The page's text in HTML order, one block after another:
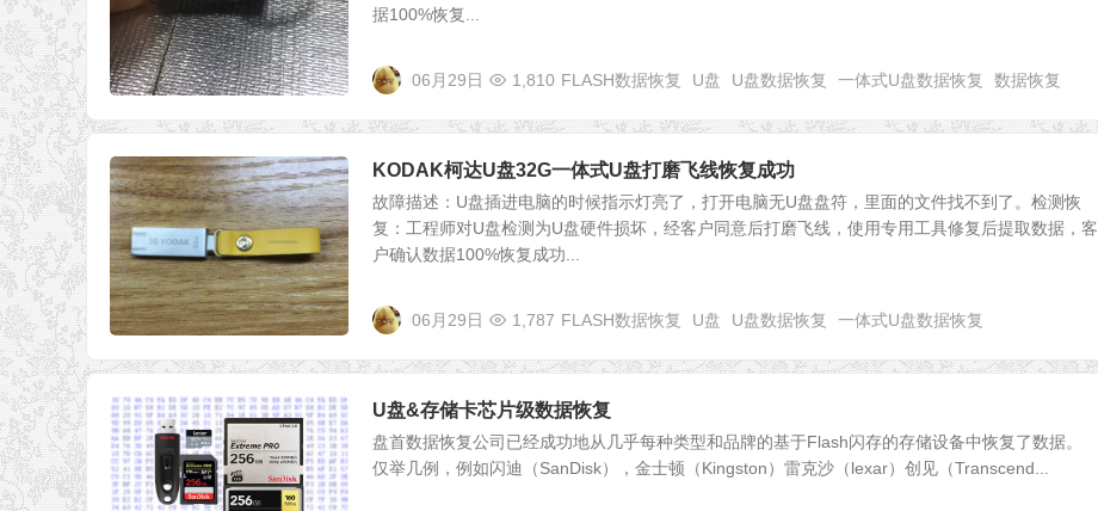
据100%恢复...
06月29日 1,810 FLASH数据恢复 U盘 U盘数据恢复 一体式U盘数据恢复 数据恢复
KODAK柯达U盘32G一体式U盘打磨飞线恢复成功
故障描述：U盘插进电脑的时候指示灯亮了，打开电脑无U盘盘符，里面的文件找不到了。检测恢
复：工程师对U盘检测为U盘硬件损坏，经客户同意后打磨飞线，使用专用工具修复后提取数据，客
户确认数据100%恢复成功...
06月29日 1,787 FLASH数据恢复 U盘 U盘数据恢复 一体式U盘数据恢复
U盘&存储卡芯片级数据恢复
盘首数据恢复公司已经成功地从几乎每种类型和品牌的基于Flash闪存的存储设备中恢复了数据。
仅举几例，例如闪迪（SanDisk），金士顿（Kingston）雷克沙（lexar）创见（Transcend...